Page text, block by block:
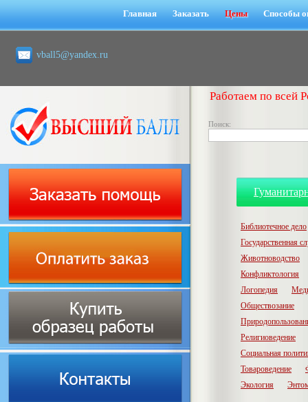
Главная Заказать Цены Способы
vball5@yandex.ru
Работаем по всей
Поиск:
Библиотечное дело
Государственная
Животноводство
Конфликтология
Логопедия
Обществозание
Религиоведение
Социальная
Товароведение
Экология